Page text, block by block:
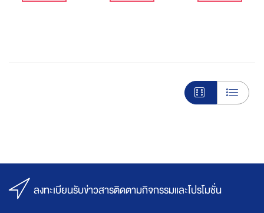
ลงทะเบียนรับข่าวสารติดตามกิจกรรมและโปรโมชั่น